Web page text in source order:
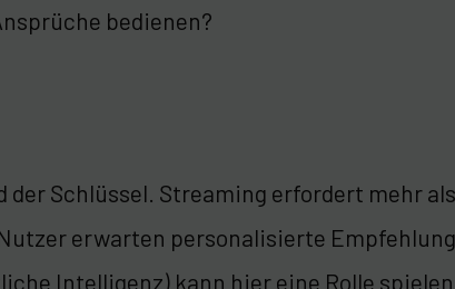
bedienen?
Schlüssel. Streaming erfordert mehr
erwarten personalisierte
Intelligenz) kann hier eine Rolle